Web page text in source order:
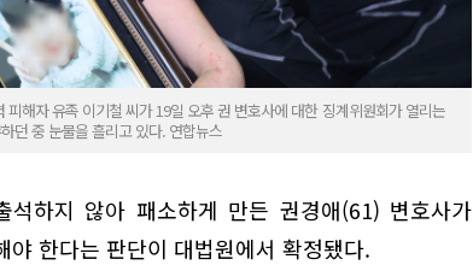
해자 유족 이기철 씨가 19일 오후 권 변호사에 대한 징계위원회가 열리는
던 중 눈물을 흘리고 있다. 연합뉴스
석하지 않아 패소하게 만든 권경애(61) 변호사가
한다는 판단이 대법원에서 확정됐다.